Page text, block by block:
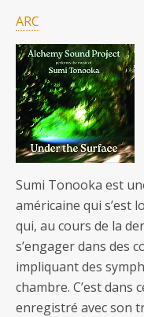
ARC
Sumi Tonooka est
américaine qui s’est
qui, au cours de la
s’engager dans des
impliquant des
chambre. C’est dans
enregistré avec son